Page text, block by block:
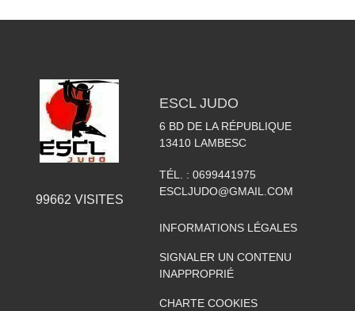
99662 VISITES
ESCL JUDO
6 BD DE LA RÉPUBLIQUE
13410 LAMBESC
TÉL. : 0699441975
ESCLJUDO@GMAIL.COM
INFORMATIONS LÉGALES
SIGNALER UN CONTENU
INAPPROPRIÉ
CHARTE COOKIES